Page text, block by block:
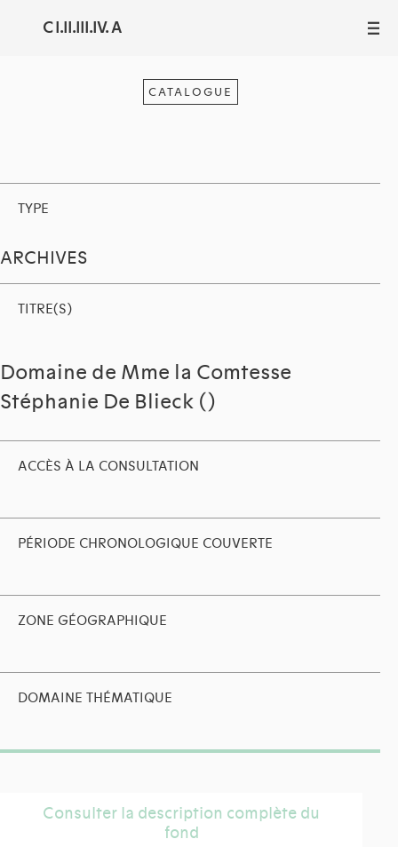
C I.II.III.IV. A III
CATALOGUE
TYPE
ARCHIVES
TITRE(S)
Domaine de Mme la Comtesse
Stéphanie De Blieck ()
ACCÈS À LA CONSULTATION
PÉRIODE CHRONOLOGIQUE COUVERTE
ZONE GÉOGRAPHIQUE
DOMAINE THÉMATIQUE
Consulter la description complète du
fond